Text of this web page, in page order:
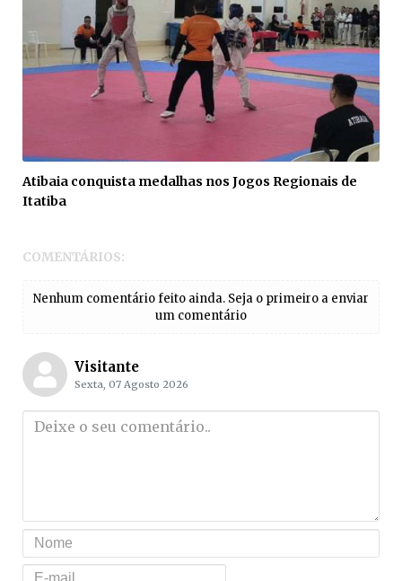
Atibaia conquista medalhas nos Jogos Regionais de
Itatiba
COMENTÁRIOS:
Nenhum comentário feito ainda. Seja o primeiro a enviar
um comentário
Visitante
Sexta, 07 Agosto 2026